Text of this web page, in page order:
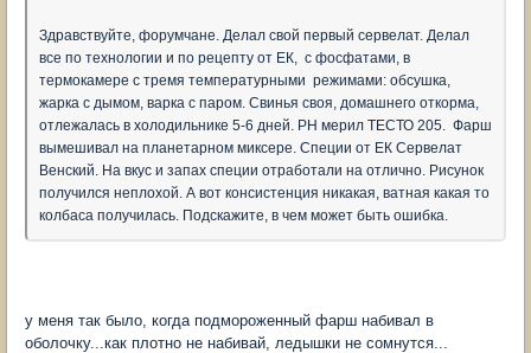
Здравствуйте, форумчане. Делал свой первый сервелат. Делал
все по технологии и по рецепту от ЕК, с фосфатами, в
термокамере с тремя температурными режимами: обсушка,
жарка с дымом, варка с паром. Свинья своя, домашнего откорма,
отлежалась в холодильнике 5-6 дней. PH мерил ТЕСТО 205. Фарш
вымешивал на планетарном миксере. Специи от ЕК Сервелат
Венский. На вкус и запах специи отработали на отлично. Рисунок
получился неплохой. А вот консистенция никакая, ватная какая то
колбаса получилась. Подскажите, в чем может быть ошибка.
у меня так было, когда подмороженный фарш набивал в
оболочку...как плотно не набивай, ледышки не сомнутся...